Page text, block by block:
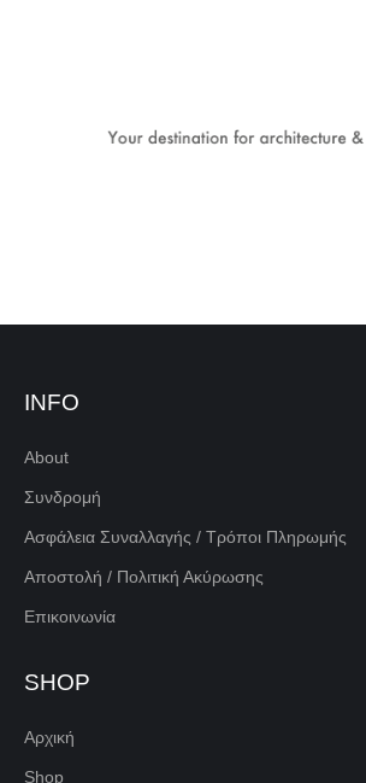
INFO
About
Συνδρομή
Ασφάλεια Συναλλαγής / Τρόποι Πληρωμής
Αποστολή / Πολιτική Ακύρωσης
Επικοινωνία
SHOP
Αρχική
Shop